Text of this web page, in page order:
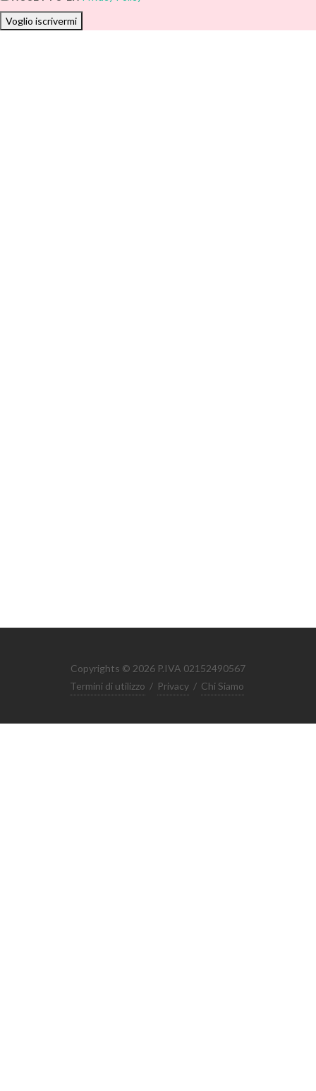
Voglio iscrivermi
Copyrights © 2026 P.IVA 02152490567
Termini di utilizzo / Privacy / Chi Siamo